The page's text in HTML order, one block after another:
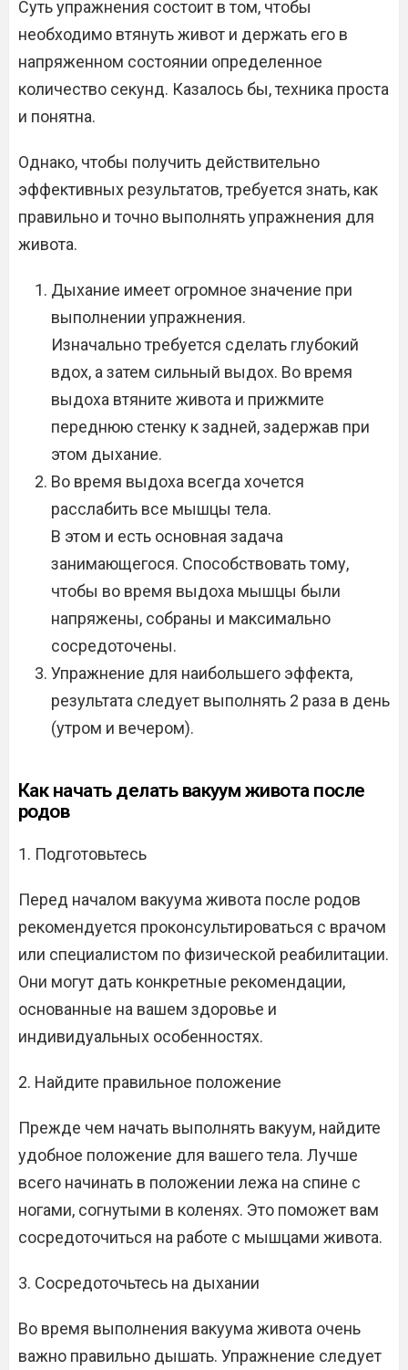
Суть упражнения состоит в том, чтобы
необходимо втянуть живот и держать его в
напряженном состоянии определенное
количество секунд. Казалось бы, техника проста
и понятна.
Однако, чтобы получить действительно
эффективных результатов, требуется знать, как
правильно и точно выполнять упражнения для
живота.
Дыхание имеет огромное значение при
выполнении упражнения.
Изначально требуется сделать глубокий
вдох, а затем сильный выдох. Во время
выдоха втяните живота и прижмите
переднюю стенку к задней, задержав при
этом дыхание.
Во время выдоха всегда хочется
расслабить все мышцы тела.
В этом и есть основная задача
занимающегося. Способствовать тому,
чтобы во время выдоха мышцы были
напряжены, собраны и максимально
сосредоточены.
Упражнение для наибольшего эффекта,
результата следует выполнять 2 раза в день
(утром и вечером).
Как начать делать вакуум живота после
родов
1. Подготовьтесь
Перед началом вакуума живота после родов
рекомендуется проконсультироваться с врачом
или специалистом по физической реабилитации.
Они могут дать конкретные рекомендации,
основанные на вашем здоровье и
индивидуальных особенностях.
2. Найдите правильное положение
Прежде чем начать выполнять вакуум, найдите
удобное положение для вашего тела. Лучше
всего начинать в положении лежа на спине с
ногами, согнутыми в коленях. Это поможет вам
сосредоточиться на работе с мышцами живота.
3. Сосредоточьтесь на дыхании
Во время выполнения вакуума живота очень
важно правильно дышать. Упражнение следует